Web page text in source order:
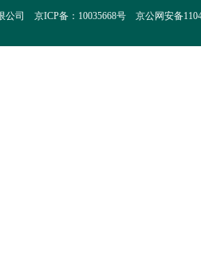
公司 京ICP备：10035668号 京公网安备